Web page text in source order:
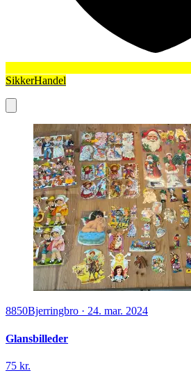
SikkerHandel
8850Bjerringbro · 24. mar. 2024
Glansbilleder
75 kr.